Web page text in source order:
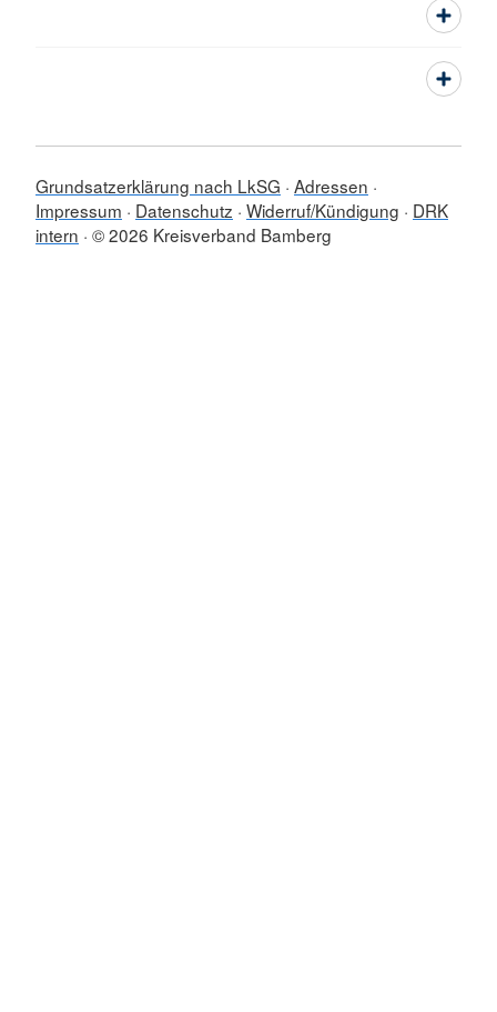
Grundsatzerklärung nach LkSG Adressen
Impressum
Datenschutz Widerruf/Kündigung
DRK
intern © 2026 Kreisverband Bamberg